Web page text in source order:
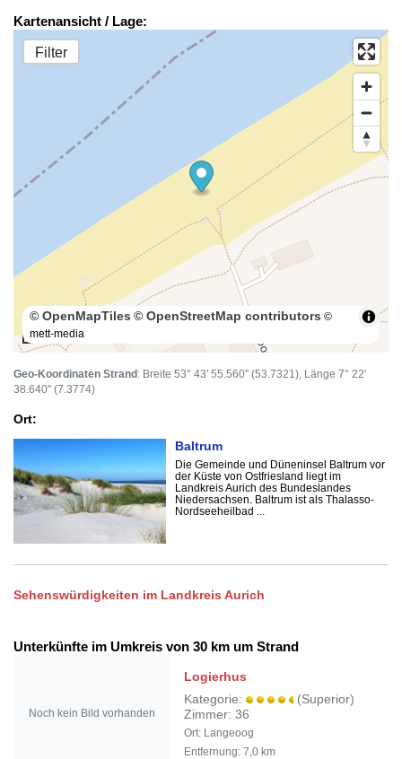
Kartenansicht / Lage:
Filter
50 m
© OpenMapTiles © OpenStreetMap contributors ©
mett-media
Geo-Koordinaten Strand: Breite 53° 43' 55.560" (53.7321), Länge 7° 22'
38.640" (7.3774)
Ort:
Baltrum
Die Gemeinde und Düneninsel Baltrum vor
der Küste von Ostfriesland liegt im
Landkreis Aurich des Bundeslandes
Niedersachsen. Baltrum ist als Thalasso-
Nordseeheilbad ...
Sehenswürdigkeiten im Landkreis Aurich
Unterkünfte im Umkreis von 30 km um Strand
Noch kein Bild vorhanden
Logierhus
Kategorie:
(Superior)
Zimmer: 36
Ort: Langeoog
Entfernung: 7,0 km